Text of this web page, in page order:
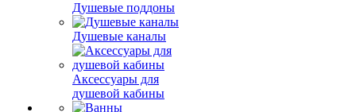
Душевые поддоны
Душевые каналы
Аксессуары для
душевой кабины